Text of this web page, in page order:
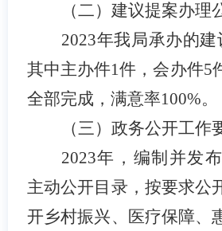
（二）建议提案办理
2023年我局承办的建
其中主办件1件，会办件5
全部完成，满意率100%。
（三）政务公开工作
2023年，编制并发
主动公开目录，按要求公
开乡村振兴、
医疗保障、